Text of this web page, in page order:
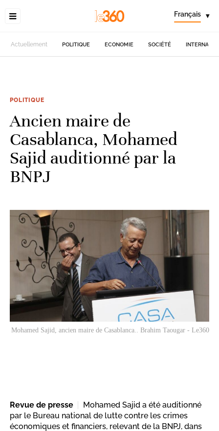
Français ▾
Actuellement POLITIQUE ECONOMIE SOCIÉTÉ
POLITIQUE
Ancien maire de
Casablanca, Mohamed
Sajid auditionné par la
BNPJ
Mohamed Sajid, ancien maire de Casablanca.. Brahim Taougar - Le360
Revue de presse
Mohamed Sajid a été auditionné
par le Bureau national de lutte contre les crimes
économiques et financiers, relevant de la BNPJ, dans